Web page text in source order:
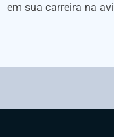
em sua carreira na